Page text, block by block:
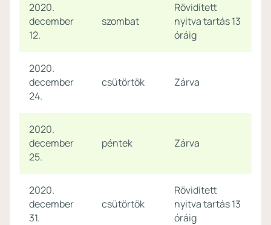
2020.
december
12.
szombat
Rövidített
nyitva tartás 13
óráig
2020.
december
24.
csütörtök Zárva
2020.
december
25.
péntek Zárva
2020.
december
31.
csütörtök
Rövidített
nyitva tartás 13
óráig